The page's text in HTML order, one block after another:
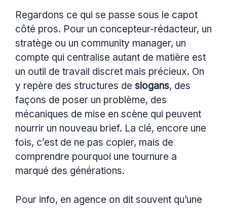
Regardons ce qui se passe sous le capot
côté pros. Pour un concepteur-rédacteur, un
stratège ou un community manager, un
compte qui centralise autant de matière est
un outil de travail discret mais précieux. On
y repère des structures de slogans, des
façons de poser un problème, des
mécaniques de mise en scène qui peuvent
nourrir un nouveau brief. La clé, encore une
fois, c’est de ne pas copier, mais de
comprendre pourquoi une tournure a
marqué des générations.
Pour info, en agence on dit souvent qu’une